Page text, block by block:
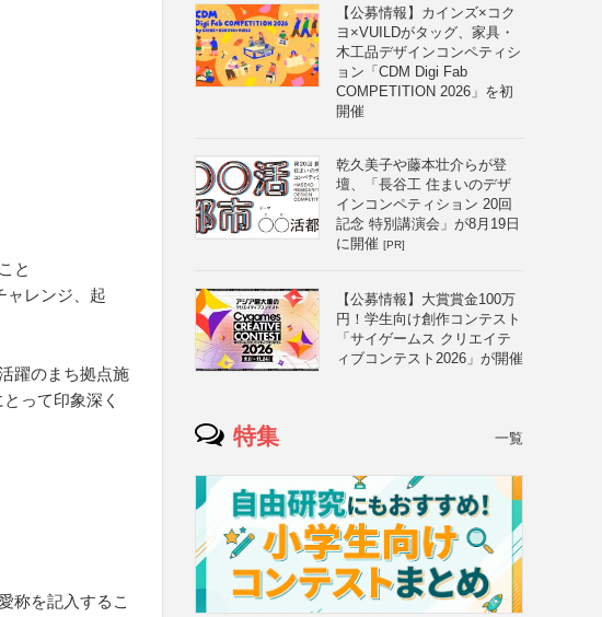
と
ャレンジ、起
躍のまち拠点施
って印象深く
称を記入するこ
【公募情報】カインズ×コク
ヨ×VUILDがタッグ、家具・
木工品デザインコンペティシ
ョン「CDM Digi Fab
COMPETITION 2026」を初
開催
乾久美子や藤本壮介らが登
壇、「長谷工 住まいのデザ
インコンペティション 20回
記念 特別講演会」が8月19日
に開催 [PR]
【公募情報】大賞賞金100万
円！学生向け創作コンテスト
「サイゲームス クリエイテ
ィブコンテスト2026」が開催
特集 一覧